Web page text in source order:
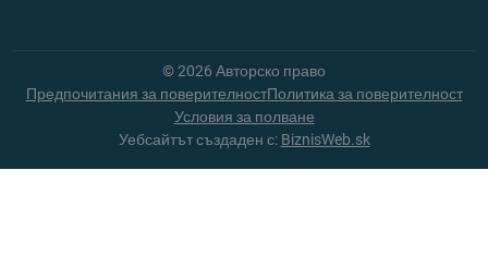
©2026 Авторско право
Предпочитания за поверителностПолитика за поверителност
Условия за полване
Уебсайтът създаден с: BiznisWeb.sk